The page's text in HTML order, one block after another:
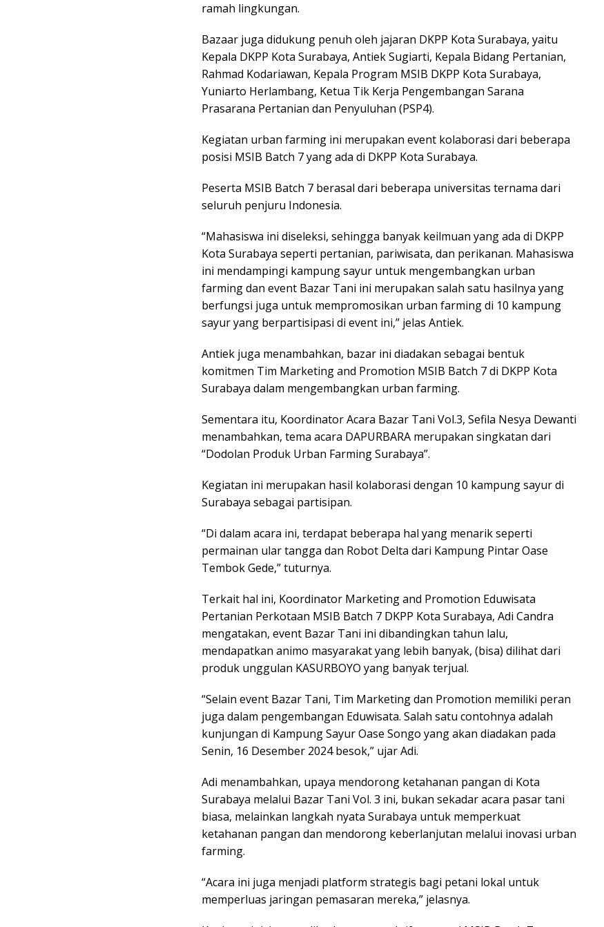
ramah lingkungan.
Bazaar juga didukung penuh oleh jajaran DKPP Kota Surabaya, yaitu
Kepala DKPP Kota Surabaya, Antiek Sugiarti, Kepala Bidang Pertanian,
Rahmad Kodariawan, Kepala Program MSIB DKPP Kota Surabaya,
Yuniarto Herlambang, Ketua Tik Kerja Pengembangan Sarana
Prasarana Pertanian dan Penyuluhan (PSP4).
Kegiatan urban farming ini merupakan event kolaborasi dari beberapa
posisi MSIB Batch 7 yang ada di DKPP Kota Surabaya.
Peserta MSIB Batch 7 berasal dari beberapa universitas ternama dari
seluruh penjuru Indonesia.
“Mahasiswa ini diseleksi, sehingga banyak keilmuan yang ada di DKPP
Kota Surabaya seperti pertanian, pariwisata, dan perikanan. Mahasiswa
ini mendampingi kampung sayur untuk mengembangkan urban
farming dan event Bazar Tani ini merupakan salah satu hasilnya yang
berfungsi juga untuk mempromosikan urban farming di 10 kampung
sayur yang berpartisipasi di event ini,” jelas Antiek.
Antiek juga menambahkan, bazar ini diadakan sebagai bentuk
komitmen Tim Marketing and Promotion MSIB Batch 7 di DKPP Kota
Surabaya dalam mengembangkan urban farming.
Sementara itu, Koordinator Acara Bazar Tani Vol.3, Sefila Nesya Dewanti
menambahkan, tema acara DAPURBARA merupakan singkatan dari
“Dodolan Produk Urban Farming Surabaya”.
Kegiatan ini merupakan hasil kolaborasi dengan 10 kampung sayur di
Surabaya sebagai partisipan.
“Di dalam acara ini, terdapat beberapa hal yang menarik seperti
permainan ular tangga dan Robot Delta dari Kampung Pintar Oase
Tembok Gede,” tuturnya.
Terkait hal ini, Koordinator Marketing and Promotion Eduwisata
Pertanian Perkotaan MSIB Batch 7 DKPP Kota Surabaya, Adi Candra
mengatakan, event Bazar Tani ini dibandingkan tahun lalu,
mendapatkan animo masyarakat yang lebih banyak, (bisa) dilihat dari
produk unggulan KASURBOYO yang banyak terjual.
“Selain event Bazar Tani, Tim Marketing dan Promotion memiliki peran
juga dalam pengembangan Eduwisata. Salah satu contohnya adalah
kunjungan di Kampung Sayur Oase Songo yang akan diadakan pada
Senin, 16 Desember 2024 besok,” ujar Adi.
Adi menambahkan, upaya mendorong ketahanan pangan di Kota
Surabaya melalui Bazar Tani Vol. 3 ini, bukan sekadar acara pasar tani
biasa, melainkan langkah nyata Surabaya untuk memperkuat
ketahanan pangan dan mendorong keberlanjutan melalui inovasi urban
farming.
“Acara ini juga menjadi platform strategis bagi petani lokal untuk
memperluas jaringan pemasaran mereka,” jelasnya.